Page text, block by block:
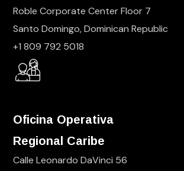
Roble Corporate Center Floor 7
Santo Domingo, Dominican Republic
+1 809 792 5018
Oficina Operativa
Regional Caribe
Calle Leonardo DaVinci 56